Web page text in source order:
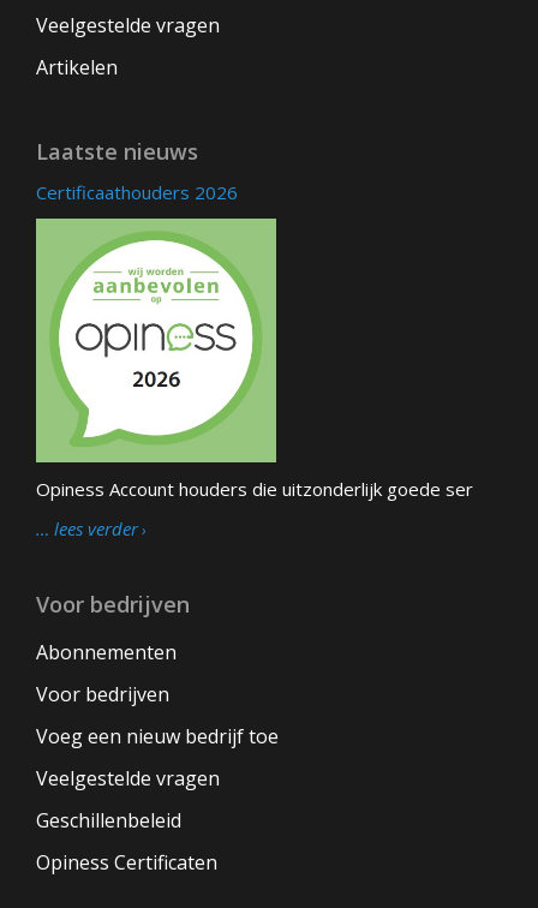
Veelgestelde vragen
Artikelen
Laatste nieuws
Certificaathouders 2026
Opiness Account houders die uitzonderlijk goede ser
… lees verder
Voor bedrijven
Abonnementen
Voor bedrijven
Voeg een nieuw bedrijf toe
Veelgestelde vragen
Geschillenbeleid
Opiness Certificaten